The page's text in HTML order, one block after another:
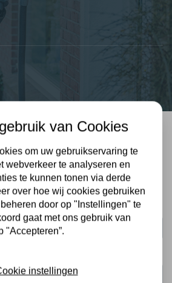
advies
van Cookies
om uw gebruikservaring te
webverkeer te analyseren en
te kunnen tonen via derde
over hoe wij cookies gebruiken
door op "Instellingen" te
gaat met ons gebruik van
"Accepteren”.
instellingen